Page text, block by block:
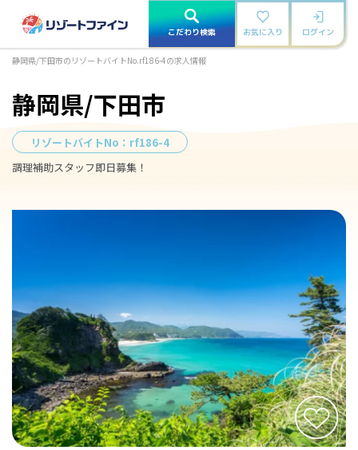
こだわり検索 お気に入り ログイン
静岡県/下田市のリゾートバイトNo.rf186-4の求人情報
静岡県/下田市
リゾートバイトNo： rf186-4
調理補助スタッフ即日募集！